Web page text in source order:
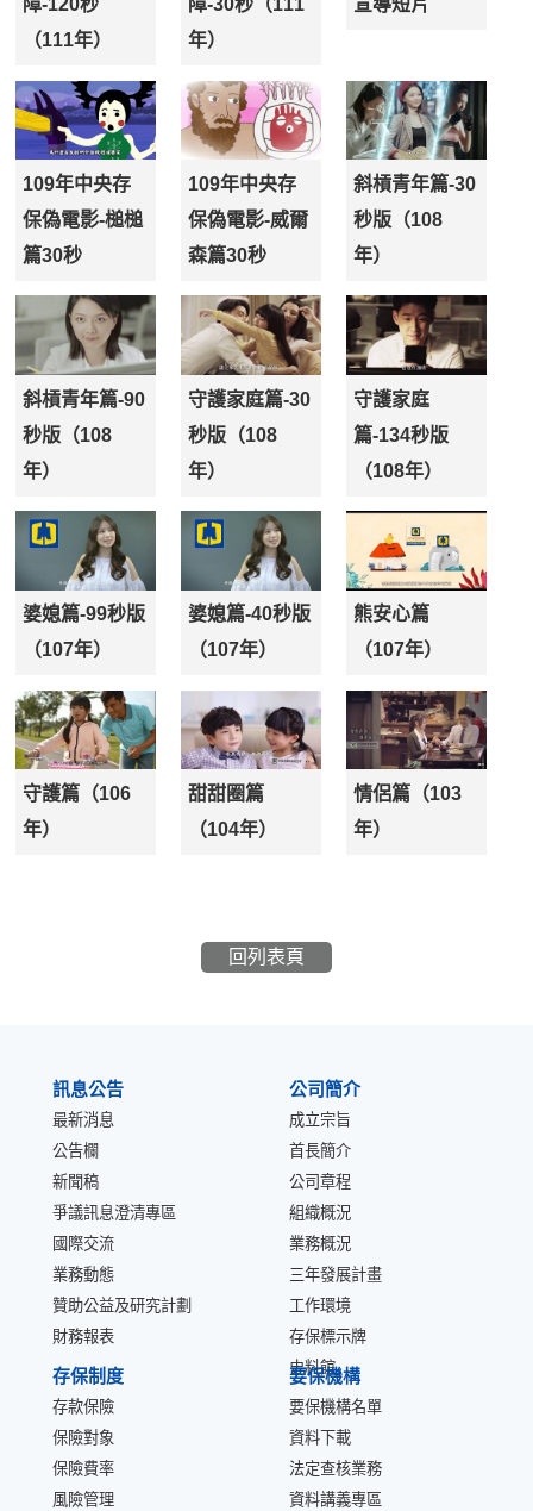
障-120秒
（111年）
障-30秒（111
年）
宣導短片
109年中央存
保偽電影-槌槌
篇30秒
109年中央存
保偽電影-威爾
森篇30秒
斜槓青年篇-30
秒版（108
年）
斜槓青年篇-90
秒版（108
年）
守護家庭篇-30
秒版（108
年）
守護家庭
篇-134秒版
（108年）
婆媳篇-99秒版
（107年）
婆媳篇-40秒版
（107年）
熊安心篇
（107年）
守護篇（106
年）
甜甜圈篇
（104年）
情侶篇（103
年）
回列表頁
訊息公告
最新消息
公告欄
新聞稿
爭議訊息澄清專區
國際交流
業務動態
贊助公益及研究計劃
財務報表
公司簡介
成立宗旨
首長簡介
公司章程
組織概況
業務概況
三年發展計畫
工作環境
存保標示牌
史料館
存保制度
存款保險
保險對象
保險費率
風險管理
要保機構
要保機構名單
資料下載
法定查核業務
資料講義專區